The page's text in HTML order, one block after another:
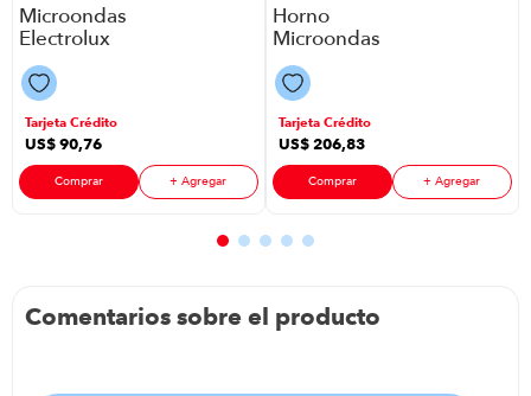
Microondas
Electrolux
Emdz20S3Gab
P8749 | 20
Litros 1100
Watts Color
Negro
Tarjeta Crédito
US$90,76
Comprar + Agregar
Horno
Microondas
Con Grill Teka
Mwg-14X
P88646 | 1450
Watts 36 Litros
Color
Inoxidable
Tarjeta Crédito
US$206,83
Comprar + Agregar
Comentarios sobre el producto